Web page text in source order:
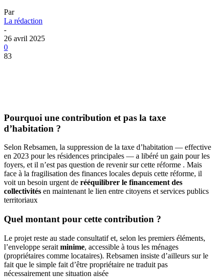
Par
La rédaction
-
26 avril 2025
0
83
Pourquoi une contribution et pas la taxe
d’habitation ?
Selon Rebsamen, la suppression de la taxe d’habitation — effective
en 2023 pour les résidences principales — a libéré un gain pour les
foyers, et il n’est pas question de revenir sur cette réforme . Mais
face à la fragilisation des finances locales depuis cette réforme, il
voit un besoin urgent de rééquilibrer le financement des
collectivités en maintenant le lien entre citoyens et services publics
territoriaux
Quel montant pour cette contribution ?
Le projet reste au stade consultatif et, selon les premiers éléments,
l’enveloppe serait minime, accessible à tous les ménages
(propriétaires comme locataires). Rebsamen insiste d’ailleurs sur le
fait que le simple fait d’être propriétaire ne traduit pas
nécessairement une situation aisée